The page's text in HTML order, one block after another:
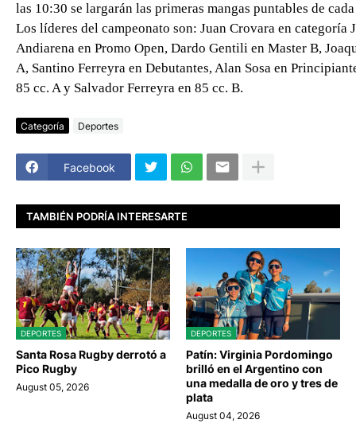
las 10:30 se largarán las primeras mangas puntables de
Los líderes del campeonato son: Juan Crovara en
Andiarena en Promo Open, Dardo Gentili en Master B,
A, Santino Ferreyra en Debutantes, Alan Sosa en
85 cc. A y Salvador Ferreyra en 85 cc. B.
Categoría Deportes
Facebook
TAMBIÉN PODRÍA INTERESARTE
DEPORTES
Santa Rosa Rugby derrotó a
Pico Rugby
August 05, 2026
DEPORTES
Patín: Virginia Pordomingo
brilló en el Argentino con
una medalla de oro y tres de
plata
August 04, 2026